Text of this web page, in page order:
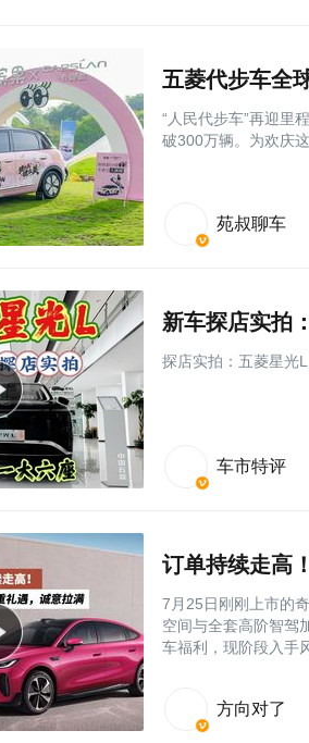
五菱代步车全
“人民代步车”再迎里
破300万辆。为欢庆
苑叔聊车
新车探店实拍
探店实拍：五菱星光
车市特评
订单持续走高
7月25日刚刚上市的
空间与全套高阶智驾
车福利，现阶段入手
方向对了